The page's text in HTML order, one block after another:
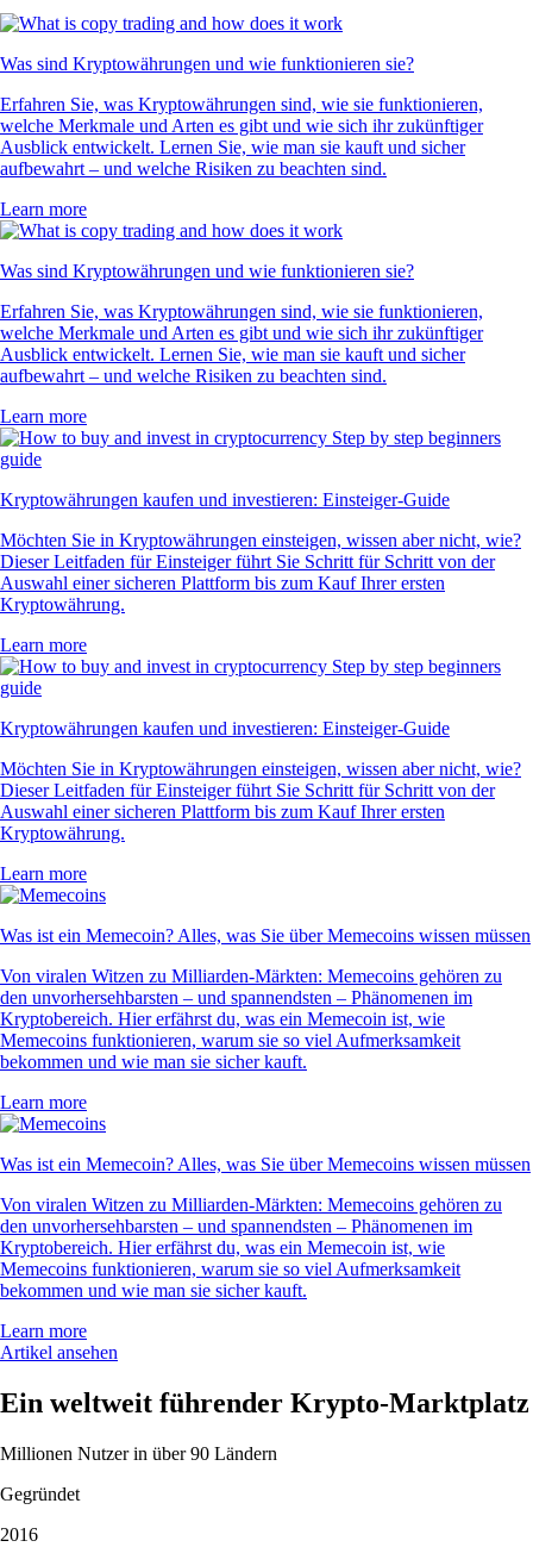
Was sind Kryptowährungen und wie funktionieren sie?
Erfahren Sie, was Kryptowährungen sind, wie sie funktionieren,
welche Merkmale und Arten es gibt und wie sich ihr zukünftiger
Ausblick entwickelt. Lernen Sie, wie man sie kauft und sicher
aufbewahrt – und welche Risiken zu beachten sind.
Learn more
Was sind Kryptowährungen und wie funktionieren sie?
Erfahren Sie, was Kryptowährungen sind, wie sie funktionieren,
welche Merkmale und Arten es gibt und wie sich ihr zukünftiger
Ausblick entwickelt. Lernen Sie, wie man sie kauft und sicher
aufbewahrt – und welche Risiken zu beachten sind.
Learn more
Kryptowährungen kaufen und investieren: Einsteiger-Guide
Möchten Sie in Kryptowährungen einsteigen, wissen aber nicht, wie?
Dieser Leitfaden für Einsteiger führt Sie Schritt für Schritt von der
Auswahl einer sicheren Plattform bis zum Kauf Ihrer ersten
Kryptowährung.
Learn more
Kryptowährungen kaufen und investieren: Einsteiger-Guide
Möchten Sie in Kryptowährungen einsteigen, wissen aber nicht, wie?
Dieser Leitfaden für Einsteiger führt Sie Schritt für Schritt von der
Auswahl einer sicheren Plattform bis zum Kauf Ihrer ersten
Kryptowährung.
Learn more
Was ist ein Memecoin? Alles, was Sie über Memecoins wissen müssen
Von viralen Witzen zu Milliarden-Märkten: Memecoins gehören zu
den unvorhersehbarsten – und spannendsten – Phänomenen im
Kryptobereich. Hier erfährst du, was ein Memecoin ist, wie
Memecoins funktionieren, warum sie so viel Aufmerksamkeit
bekommen und wie man sie sicher kauft.
Learn more
Was ist ein Memecoin? Alles, was Sie über Memecoins wissen müssen
Von viralen Witzen zu Milliarden-Märkten: Memecoins gehören zu
den unvorhersehbarsten – und spannendsten – Phänomenen im
Kryptobereich. Hier erfährst du, was ein Memecoin ist, wie
Memecoins funktionieren, warum sie so viel Aufmerksamkeit
bekommen und wie man sie sicher kauft.
Learn more
Artikel ansehen
Ein weltweit führender Krypto-Marktplatz
Millionen Nutzer in über 90 Ländern
Gegründet
2016